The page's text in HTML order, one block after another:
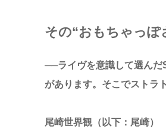
その“おもちゃっぽ
──ライヴを意識して選ん
があります。そこでストラ
尾崎世界観（以下：尾崎）